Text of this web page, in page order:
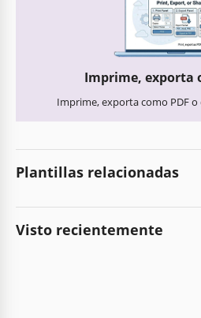
Imprime, exporta
Imprime, exporta como PDF
Plantillas relacionadas
Visto recientemente